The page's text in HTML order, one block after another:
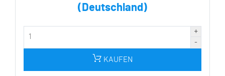
(Deutschland)
KAUFEN